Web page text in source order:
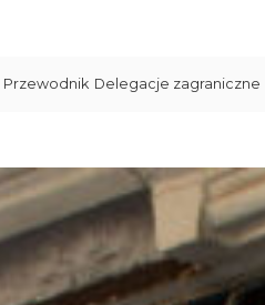
Przewodnik Delegacje zagraniczne